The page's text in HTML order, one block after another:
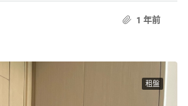
1 年前
租盤